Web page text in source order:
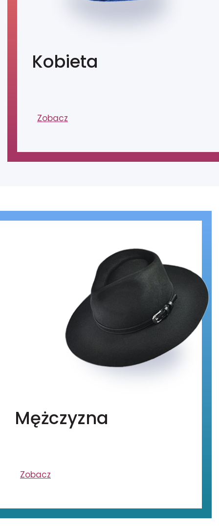
Kobieta
Zobacz
Mężczyzna
Zobacz